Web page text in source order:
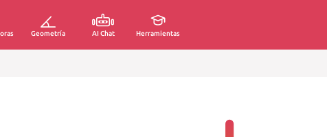
Geometría AI Chat Herramientas